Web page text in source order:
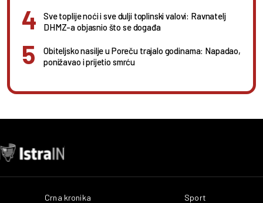
Sve toplije noći i sve dulji toplinski valovi: Ravnatelj
DHMZ-a objasnio što se događa
Obiteljsko nasilje u Poreču trajalo godinama: Napadao,
ponižavao i prijetio smrću
Crna kronika Sport